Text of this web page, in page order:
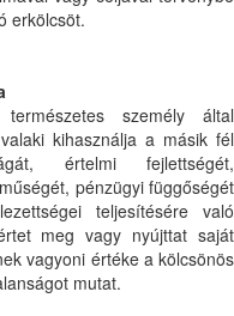
erkölcsöt.
személy által
kihasználja a másik fél
értelmi fejlettségét,
pénzügyi függőségét
teljesítésére való
meg vagy nyújttat saját
vagyoni értéke a kölcsönös
mutat.